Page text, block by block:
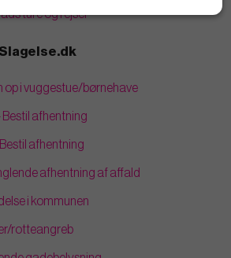
ture og rejser
op i vuggestue/børnehave
afhentning
afhentning
afhentning af affald
i kommunen
rotteangreb